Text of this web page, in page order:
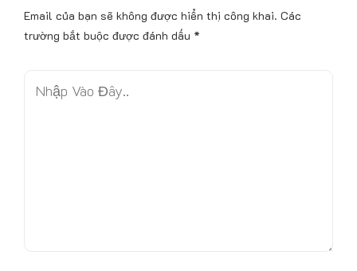
Email của bạn sẽ không được hiển thị công khai. Các
trường bắt buộc được đánh dấu *